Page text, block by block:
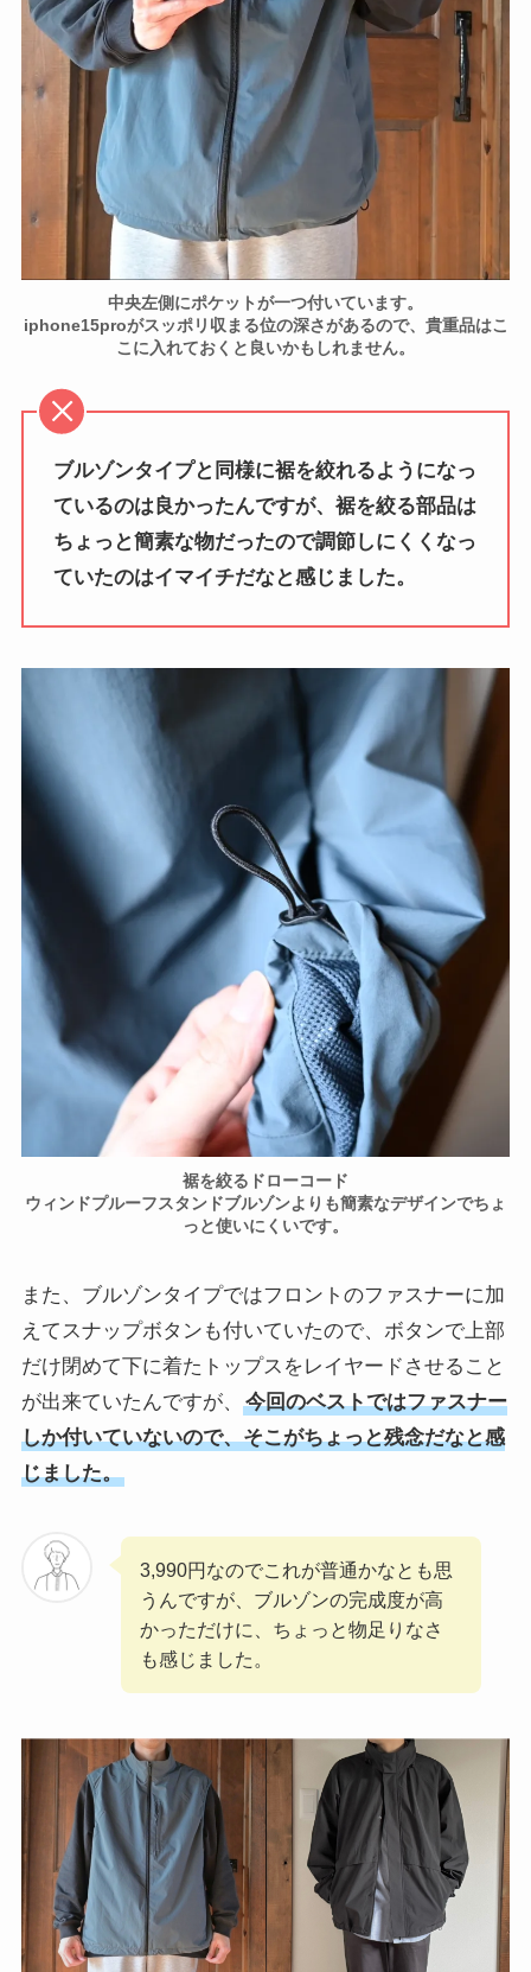
中央左側にポケットが一つ付いています。
iphone15proがスッポリ収まる位の深さがあるので、貴重品はこ
こに入れておくと良いかもしれません。
ブルゾンタイプと同様に裾を絞れるようになっ
ているのは良かったんですが、裾を絞る部品は
ちょっと簡素な物だったので調節しにくくなっ
ていたのはイマイチだなと感じました。
裾を絞るドローコード
ウィンドプルーフスタンドブルゾンよりも簡素なデザインでちょ
っと使いにくいです。
また、ブルゾンタイプではフロントのファスナーに加
えてスナップボタンも付いていたので、ボタンで上部
だけ閉めて下に着たトップスをレイヤードさせること
が出来ていたんですが、
今回のベストではファスナー
しか付いていないので、そこがちょっと残念だなと感
じました。
3,990円なのでこれが普通かなとも思
うんですが、ブルゾンの完成度が高
かっただけに、ちょっと物足りなさ
も感じました。